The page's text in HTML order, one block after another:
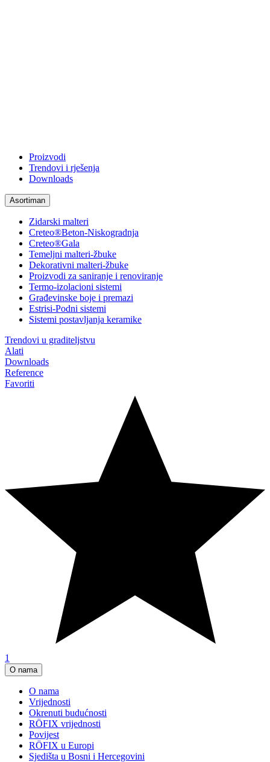
Proizvodi
Trendovi i rješenja
Downloads
Asortiman
Zidarski malteri
Creteo®Beton-Niskogradnja
Creteo®Gala
Temeljni malteri-žbuke
Dekorativni malteri-žbuke
Proizvodi za saniranje i renoviranje
Termo-izolacioni sistemi
Građevinske boje i premazi
Estrisi-Podni sistemi
Sistemi postavljanja keramike
Trendovi u graditeljstvu
Alati
Downloads
Reference
Favoriti
1
O nama
O nama
Vrijednosti
Okrenuti budućnosti
RÖFIX vrijednosti
Povijest
RÖFIX u Europi
Sjedišta u Bosni i Hercegovini